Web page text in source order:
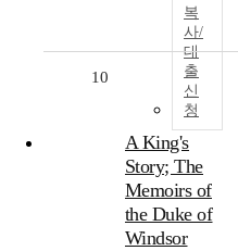
복
사/
대
출
신
청
10
A King's
Story; The
Memoirs of
the Duke of
Windsor